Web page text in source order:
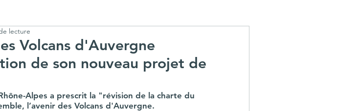
Volcans d'Auvergne
de son nouveau projet de
lecture
Alpes a prescrit la "révision de la charte du
l’avenir des Volcans d'Auvergne.